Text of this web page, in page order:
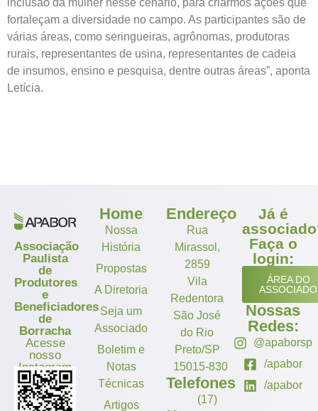
fortaleçam a diversidade no campo. As participantes são de
várias áreas, como seringueiras, agrônomas, produtoras
rurais, representantes de usina, representantes de cadeia
de insumos, ensino e pesquisa, dentre outras áreas”, aponta
Letícia.
Associação
Paulista
de
Produtores
e
Beneficiadores
de
Borracha
Acesse
nosso
Instagram
Home
Nossa
História
Propostas
A Diretoria
Seja um
Associado
Boletim e
Notas
Técnicas
Artigos
Endereço
Rua
Mirassol,
2859
Vila
Redentora
São José
do Rio
Preto/SP
15015-830
Telefones
(17)
Já é
Faça o
login:
ÁREA DO
ASSOCIADO
Nossas
Redes:
@apaborsp
/apabor
/apabor